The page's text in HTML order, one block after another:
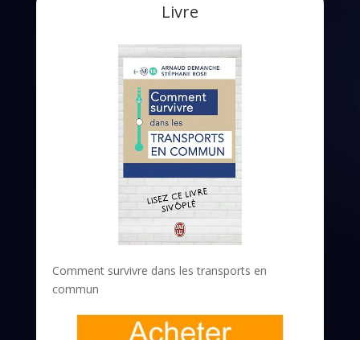
Livre
Comment survivre dans les transports en
commun